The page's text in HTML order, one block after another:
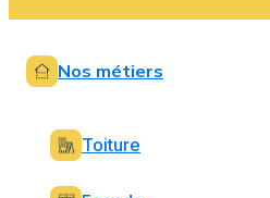
Nos métiers
Toiture